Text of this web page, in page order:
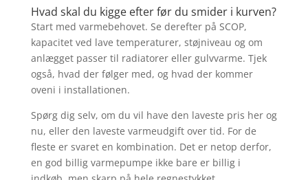
Hvad skal du kigge efter før du smider i kurven?
Start med varmebehovet. Se derefter på SCOP,
kapacitet ved lave temperaturer, støjniveau og om
anlægget passer til radiatorer eller gulvvarme. Tjek
også, hvad der følger med, og hvad der kommer
oveni i installationen.
Spørg dig selv, om du vil have den laveste pris her og
nu, eller den laveste varmeudgift over tid. For de
fleste er svaret en kombination. Det er netop derfor,
en god billig varmepumpe ikke bare er billig i